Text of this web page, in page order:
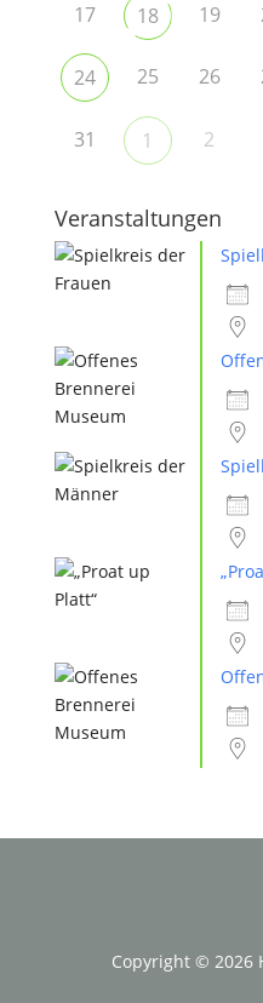
17 18 19
24 25 26
31 1 2
Veranstaltungen
Copyright © 2026